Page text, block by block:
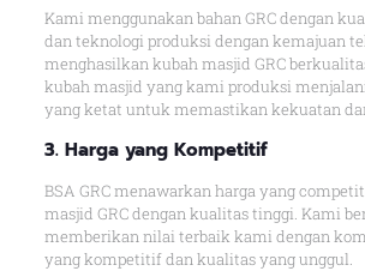
Kami menggunakan bahan GRC dengan
dan teknologi produksi dengan kemajuan
menghasilkan kubah masjid GRC
kubah masjid yang kami produksi
yang ketat untuk memastikan kekuatan
3. Harga yang Kompetitif
BSA GRC menawarkan harga yang
masjid GRC dengan kualitas tinggi. Kami
memberikan nilai terbaik kami dengan
yang kompetitif dan kualitas yang unggul.